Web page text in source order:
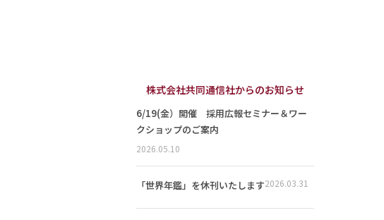
株式会社共同通信社からのお知らせ
6/19(金）開催 採用広報セミナー＆ワー
クショップのご案内
2026.05.10
「世界年鑑」を休刊いたします2026.03.31